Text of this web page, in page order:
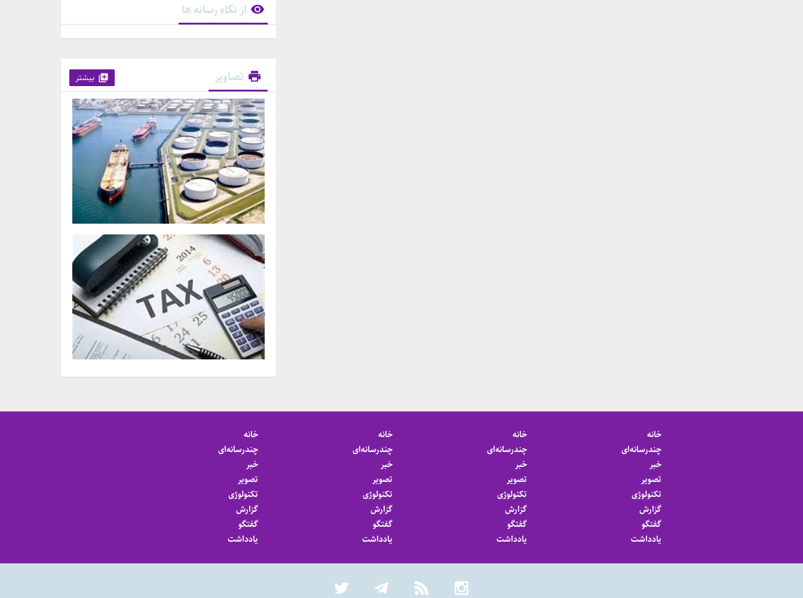
از نگاه رسانه ها
تصاویر بیشتر
خانه
چندرسانه‌ای
خبر
تصویر
تکنولوژی
گزارش
گفتگو
یادداشت
خانه
چندرسانه‌ای
خبر
تصویر
تکنولوژی
گزارش
گفتگو
یادداشت
خانه
چندرسانه‌ای
خبر
تصویر
تکنولوژی
گزارش
گفتگو
یادداشت
خانه
چندرسانه‌ای
خبر
تصویر
تکنولوژی
گزارش
گفتگو
یادداشت